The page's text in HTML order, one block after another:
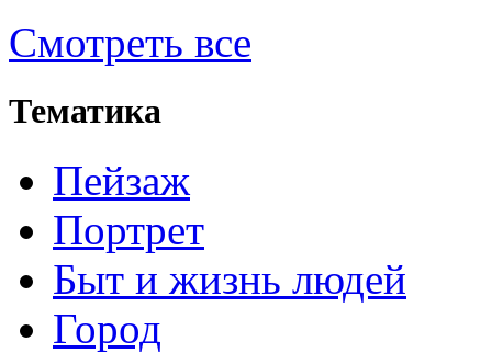
Смотреть все
Тематика
Пейзаж
Портрет
Быт и жизнь людей
Город